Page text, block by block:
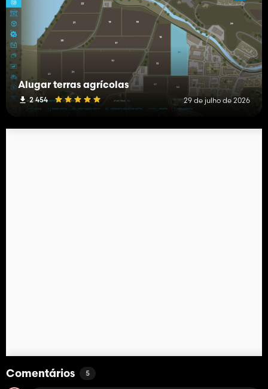
Alugar terras agrícolas
2 454 29 de julho de 2026
Comentários 5